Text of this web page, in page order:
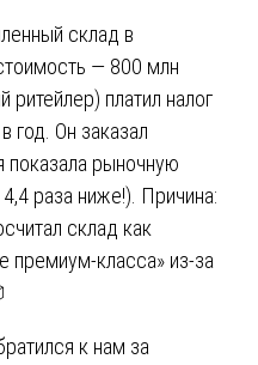
склад в
— 800 млн
ритейлер) платил налог
год. Он заказал
показала рыночную
раза ниже!). Причина:
склад как
премиум-класса» из-за
к нам за